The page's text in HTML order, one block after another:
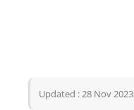
Updated : 28 Nov 2023